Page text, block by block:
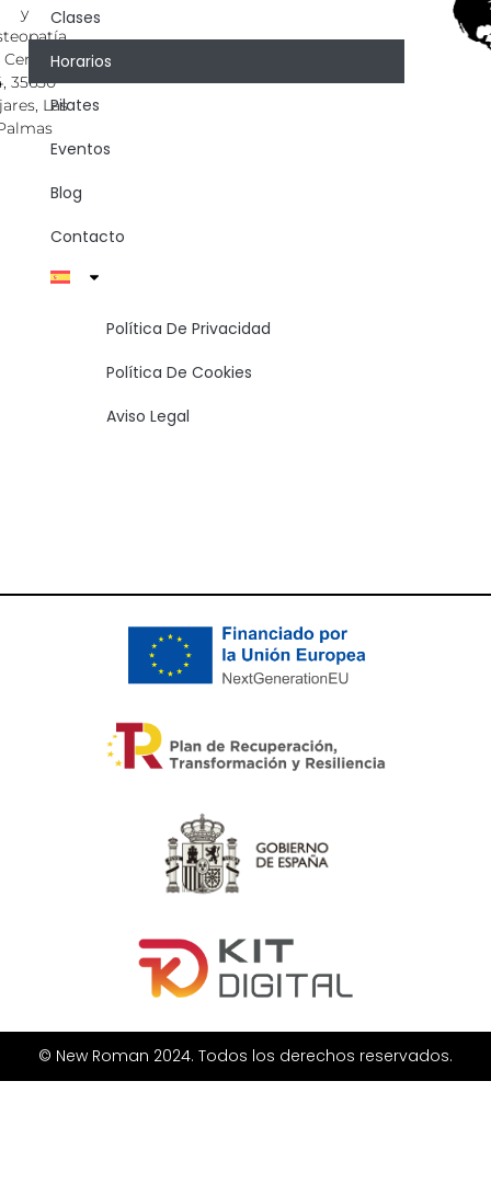
Clases
Horarios
Pilates
Eventos
Blog
Contacto
Política De Privacidad
Política De Cookies
Aviso Legal
y
Central,
35650
Las
© New Roman 2024. Todos los derechos reservados.